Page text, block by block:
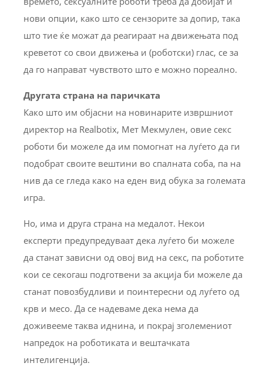
нови опции, како што се сензорите за допир, така
што тие ќе можат да реагираат на движењата под
креветот со свои движења и (роботски) глас, се за
да го направат чувството што е можно пореално.
Другата страна на паричката
Како што им објасни на новинарите извршниот
директор на Realbotix, Мет Мекмулен, овие секс
роботи би можеле да им помогнат на луѓето да ги
подобрат своите вештини во спалната соба, па на
нив да се гледа како на еден вид обука за големата
игра.
Но, има и друга страна на медалот. Некои
експерти предупредуваат дека луѓето би можеле
да станат зависни од овој вид на секс, па роботите
кои се секогаш подготвени за акција би можеле да
станат повозбудливи и поинтересни од луѓето од
крв и месо. Да се ​​надеваме дека нема да
доживееме таква иднина, и покрај зголемениот
напредок на роботиката и вештачката
интелигенција.